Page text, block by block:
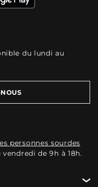
du lundi au
personnes sourdes
de 9h à 18h.